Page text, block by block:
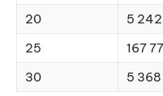
20
5
25
167
30
5 368